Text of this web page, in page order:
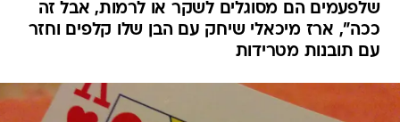
שלפעמים הם מסוגלים לשקר או לרמות, אבל זה
ככה", ארז מיכאלי שיחק עם הבן שלו קלפים וחזר
עם תובנות מטרידות